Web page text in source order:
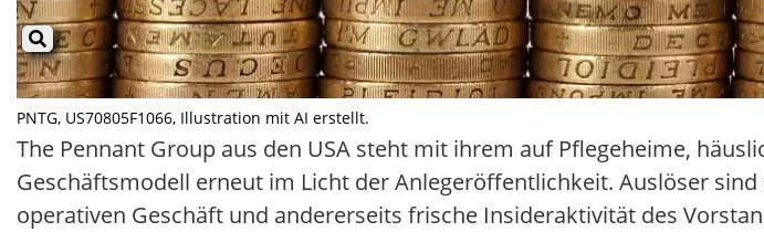
PNTG, US70805F1066, Illustration mit AI erstellt.
The Pennant Group aus den USA steht mit ihrem auf Pflegeheime,
Geschäftsmodell erneut im Licht der Anlegeröffentlichkeit. Auslöser
operativen Geschäft und andererseits frische Insideraktivität des